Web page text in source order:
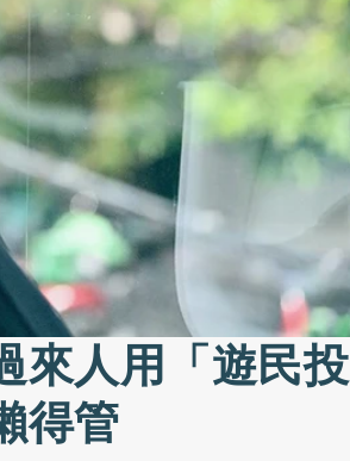
來人用「遊民投
得管